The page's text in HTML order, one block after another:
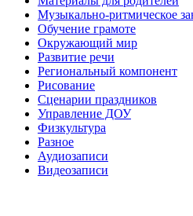
Музыкально-ритмическое
Обучение грамоте
Окружающий мир
Развитие речи
Региональный компонент
Рисование
Сценарии праздников
Управление ДОУ
Физкультура
Разное
Аудиозаписи
Видеозаписи